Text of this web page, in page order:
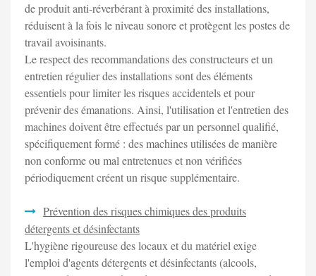
de produit anti-réverbérant à proximité des installations,
réduisent à la fois le niveau sonore et protègent les postes de
travail avoisinants.
Le respect des recommandations des constructeurs et un
entretien régulier des installations sont des éléments
essentiels pour limiter les risques accidentels et pour
prévenir des émanations. Ainsi, l'utilisation et l'entretien des
machines doivent être effectués par un personnel qualifié,
spécifiquement formé : des machines utilisées de manière
non conforme ou mal entretenues et non vérifiées
périodiquement créent un risque supplémentaire.
Prévention des risques chimiques des produits
détergents et désinfectants
L'hygiène rigoureuse des locaux et du matériel exige
l'emploi d'agents détergents et désinfectants (alcools,